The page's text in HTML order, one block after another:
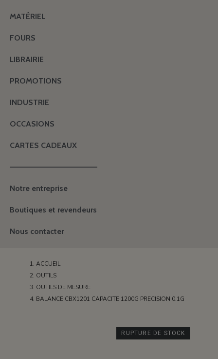
MATÉRIEL
FOURS
LIBRAIRIE
PROMOTIONS
INDUSTRIE
OCCASIONS
CARTES CADEAUX
———————————————
Notre entreprise
Boutiques et revendeurs
Nous contacter
ACCUEIL
OUTILS
OUTILS DE MESURE
BALANCE CBX1201 CAPACITE 1200G PRECISION 0.1G
RUPTURE DE STOCK